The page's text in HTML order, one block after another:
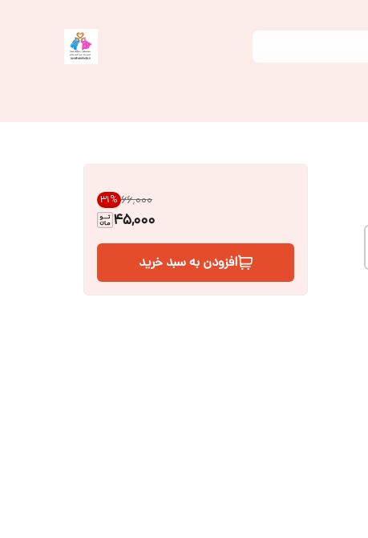
۶۶٬۰۰۰ 31%
45,000
افزودن به سبد خرید